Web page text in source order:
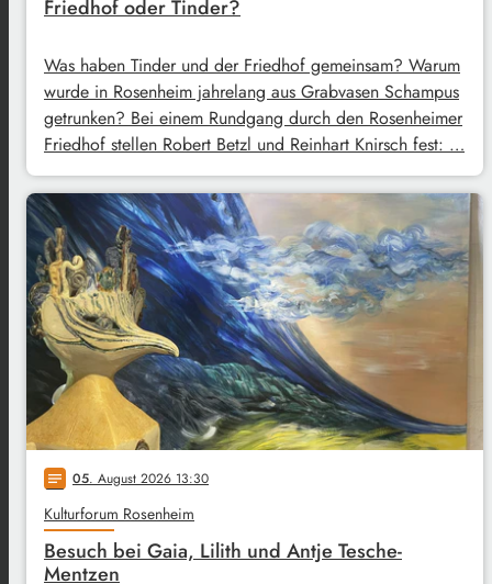
Friedhof oder Tinder?
Was haben Tinder und der Friedhof gemeinsam? Warum
wurde in Rosenheim jahrelang aus Grabvasen Schampus
getrunken? Bei einem Rundgang durch den Rosenheimer
Friedhof stellen Robert Betzl und Reinhart Knirsch fest: …
notes 05. August 2026 13:30
Kulturforum Rosenheim
Besuch bei Gaia, Lilith und Antje Tesche-
Mentzen